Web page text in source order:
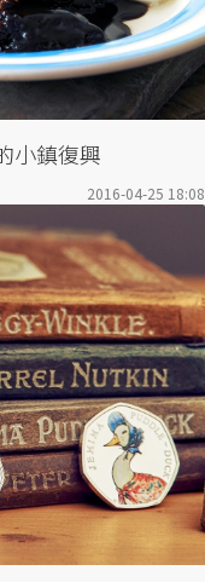
小鎮復興
2016-04-25 18:08